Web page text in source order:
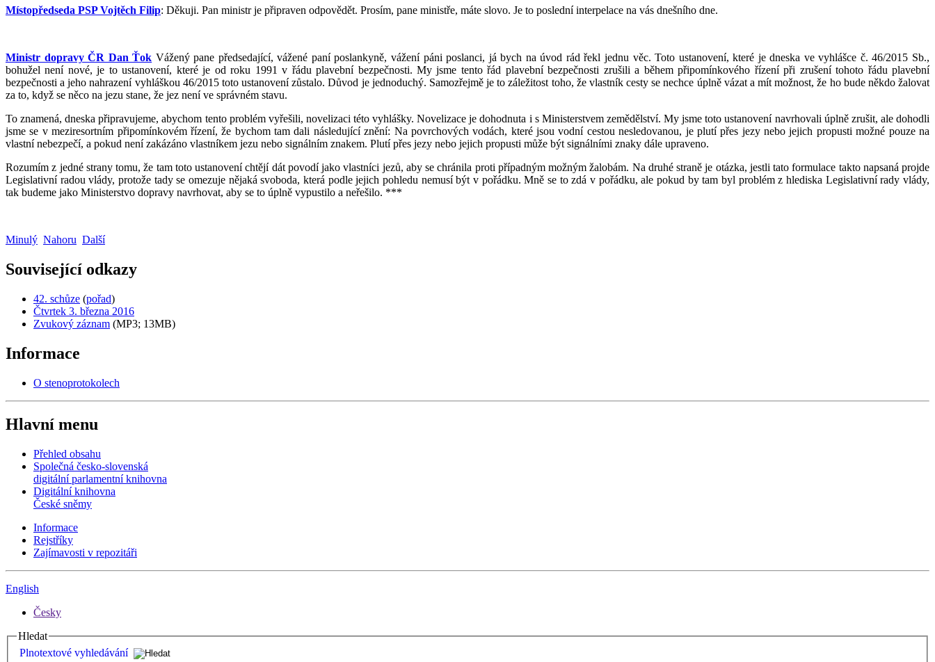
Místopředseda PSP Vojtěch Filip: Děkuji. Pan ministr je připraven odpovědět. Prosím, pane ministře, máte slovo. Je to poslední interpelace na vás dnešního dne.
Ministr dopravy ČR Dan Ťok Vážený pane předsedající, vážené paní poslankyně, vážení páni poslanci, já bych na úvod rád řekl jednu věc. Toto ustanovení, které je dneska ve vyhlášce č. 46/2015 Sb.,
bohužel není nové, je to ustanovení, které je od roku 1991 v řádu plavební bezpečnosti. My jsme tento řád plavební bezpečnosti zrušili a během připomínkového řízení při zrušení tohoto řádu plavební
bezpečnosti a jeho nahrazení vyhláškou 46/2015 toto ustanovení zůstalo. Důvod je jednoduchý. Samozřejmě je to záležitost toho, že vlastník cesty se nechce úplně vázat a mít možnost, že ho bude někdo žalovat
za to, když se něco na jezu stane, že jez není ve správném stavu.
To znamená, dneska připravujeme, abychom tento problém vyřešili, novelizaci této vyhlášky. Novelizace je dohodnuta i s Ministerstvem zemědělství. My jsme toto ustanovení navrhovali úplně zrušit, ale dohodli
jsme se v meziresortním připomínkovém řízení, že bychom tam dali následující znění: Na povrchových vodách, které jsou vodní cestou nesledovanou, je plutí přes jezy nebo jejich propusti možné pouze na
vlastní nebezpečí, a pokud není zakázáno vlastníkem jezu nebo signálním znakem. Plutí přes jezy nebo jejich propusti může být signálními znaky dále upraveno.
Rozumím z jedné strany tomu, že tam toto ustanovení chtějí dát povodí jako vlastníci jezů, aby se chránila proti případným možným žalobám. Na druhé straně je otázka, jestli tato formulace takto napsaná projde
Legislativní radou vlády, protože tady se omezuje nějaká svoboda, která podle jejich pohledu nemusí být v pořádku. Mně se to zdá v pořádku, ale pokud by tam byl problém z hlediska Legislativní rady vlády,
tak budeme jako Ministerstvo dopravy navrhovat, aby se to úplně vypustilo a neřešilo. ***
Minulý Nahoru Další
Související odkazy
42. schůze (pořad)
Čtvrtek 3. března 2016
Zvukový záznam (MP3; 13MB)
Informace
O stenoprotokolech
Hlavní menu
Přehled obsahu
Společná česko-slovenská
digitální parlamentní knihovna
Digitální knihovna
České sněmy
Informace
Rejstříky
Zajímavosti v repozitáři
English
Česky
Hledat
Plnotextové vyhledávání